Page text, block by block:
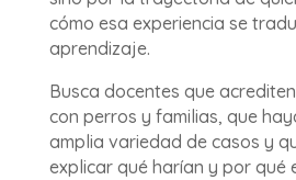
cómo esa experiencia se
aprendizaje.
Busca docentes que
con perros y familias, que
amplia variedad de casos y
explicar qué harían y por qué